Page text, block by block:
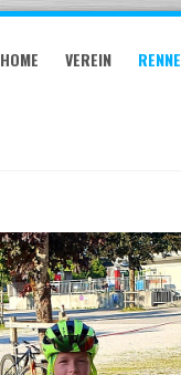
HOME VEREIN